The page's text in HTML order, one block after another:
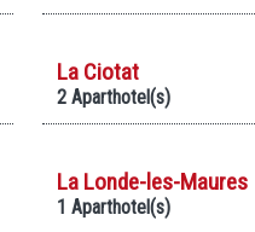
La Ciotat
2 Aparthotel(s)
La Londe-les-Maures
1 Aparthotel(s)